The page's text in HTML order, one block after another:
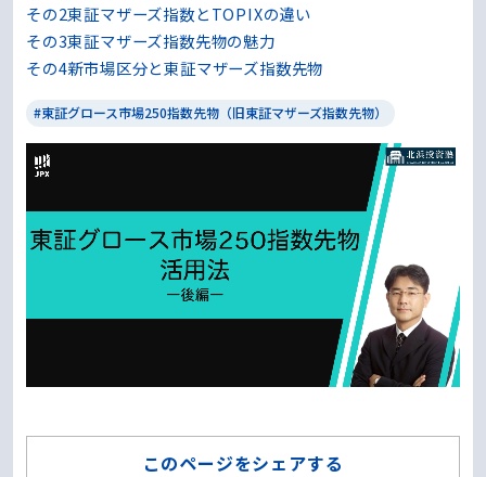
その2東証マザーズ指数とTOPIXの違い
その3東証マザーズ指数先物の魅力
その4新市場区分と東証マザーズ指数先物
#東証グロース市場250指数先物（旧東証マザーズ指数先物）
このページをシェアする